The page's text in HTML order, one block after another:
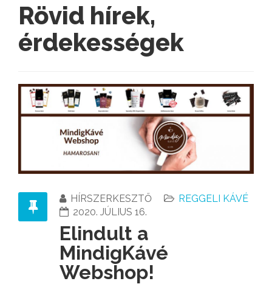
Rövid hírek,
érdekességek
HÍRSZERKESZTŐ
REGGELI KÁVÉ
2020. JÚLIUS 16.
Elindult a
MindigKávé
Webshop!